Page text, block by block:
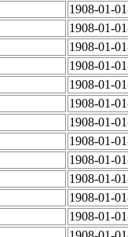
1908-01-
1908-01-
1908-01-
1908-01-
1908-01-
1908-01-
1908-01-
1908-01-
1908-01-
1908-01-
1908-01-
1908-01-